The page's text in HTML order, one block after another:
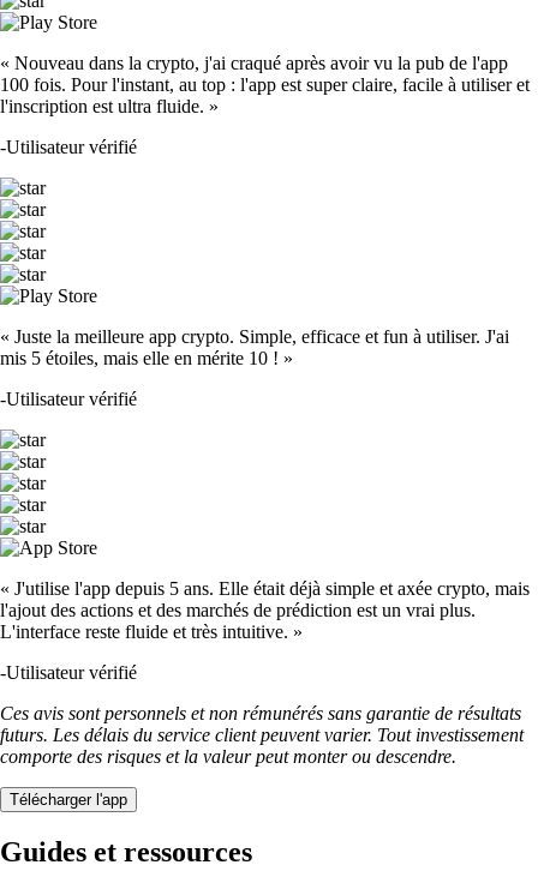
« Nouveau dans la crypto, j'ai craqué après avoir vu la pub de l'app
100 fois. Pour l'instant, au top : l'app est super claire, facile à utiliser et
l'inscription est ultra fluide. »
-Utilisateur vérifié
« Juste la meilleure app crypto. Simple, efficace et fun à utiliser. J'ai
mis 5 étoiles, mais elle en mérite 10 ! »
-Utilisateur vérifié
« J'utilise l'app depuis 5 ans. Elle était déjà simple et axée crypto, mais
l'ajout des actions et des marchés de prédiction est un vrai plus.
L'interface reste fluide et très intuitive. »
-Utilisateur vérifié
Ces avis sont personnels et non rémunérés sans garantie de résultats
futurs. Les délais du service client peuvent varier. Tout investissement
comporte des risques et la valeur peut monter ou descendre.
Télécharger l'app
Guides et ressources